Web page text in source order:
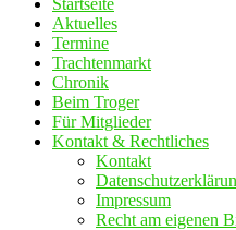
Aktuelles
Termine
Trachtenmarkt
Chronik
Beim Troger
Für Mitglieder
Kontakt & Rechtliches
Kontakt
Impressum
Recht am eigenen